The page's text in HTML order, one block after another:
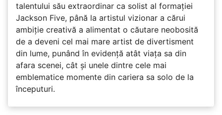
talentului său extraordinar ca solist al formației
Jackson Five, până la artistul vizionar a cărui
ambiție creativă a alimentat o căutare neobosită
de a deveni cel mai mare artist de divertisment
din lume, punând în evidență atât viața sa din
afara scenei, cât și unele dintre cele mai
emblematice momente din cariera sa solo de la
începuturi.